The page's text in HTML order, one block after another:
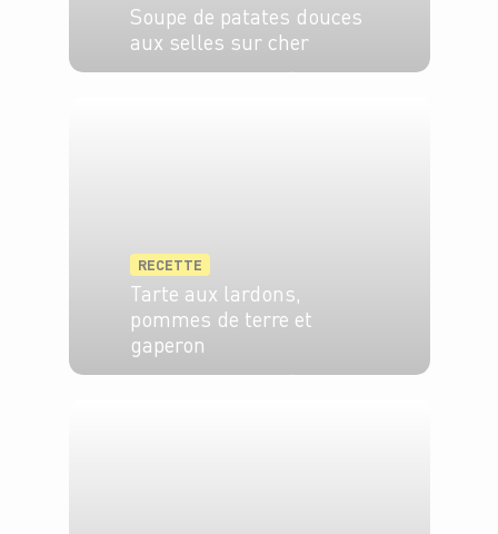
Soupe de patates douces
aux selles sur cher
RECETTE
Tarte aux lardons,
pommes de terre et
gaperon